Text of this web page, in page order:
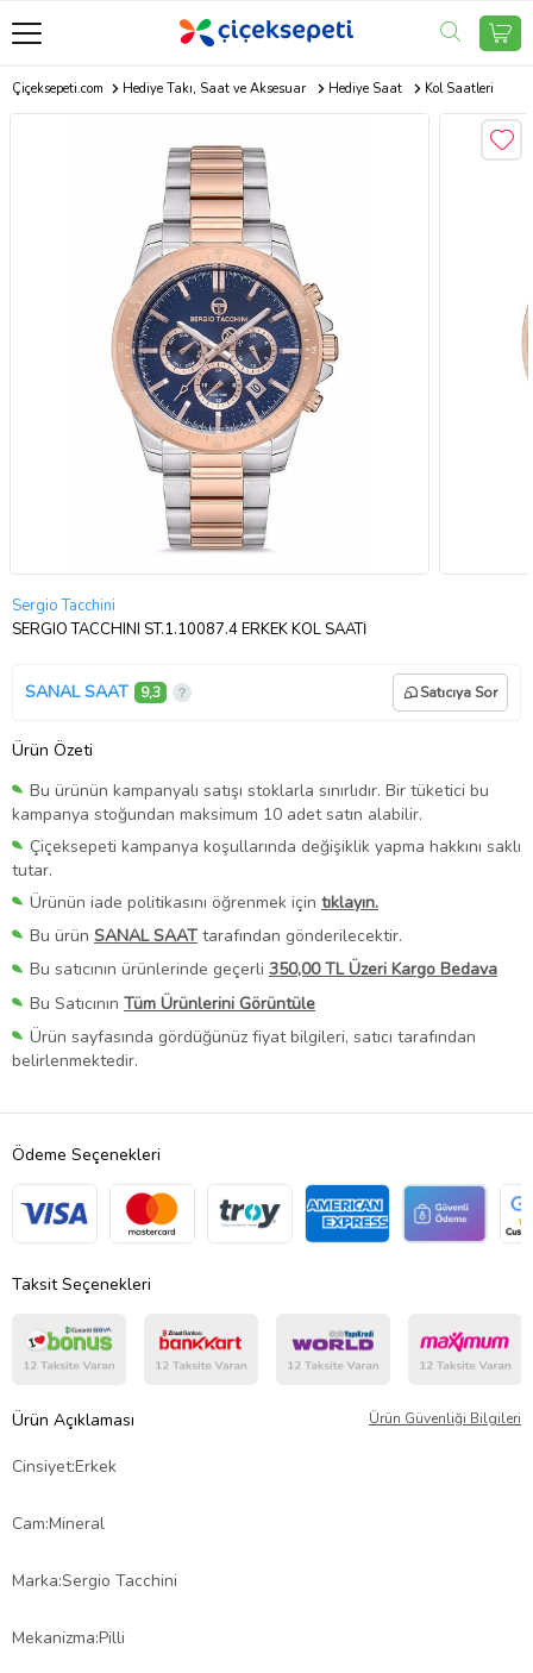
Çiçeksepeti.com Hediye Takı, Saat ve Aksesuar Hediye Saat Kol Saatleri
Sergio Tacchini
SERGIO TACCHINI ST.1.10087.4 ERKEK KOL SAATİ
SANAL SAAT 9,3 Satıcıya Sor
Ürün Özeti
Bu ürünün kampanyalı satışı stoklarla sınırlıdır. Bir tüketici bu
kampanya stoğundan maksimum 10 adet satın alabilir.
Çiçeksepeti kampanya koşullarında değişiklik yapma hakkını saklı
tutar.
Ürünün iade politikasını öğrenmek için tıklayın.
Bu ürün SANAL SAAT tarafından gönderilecektir.
Bu satıcının ürünlerinde geçerli 350,00 TL Üzeri Kargo Bedava
Bu Satıcının Tüm Ürünlerini Görüntüle
Ürün sayfasında gördüğünüz fiyat bilgileri, satıcı tarafından
belirlenmektedir.
Ödeme Seçenekleri
Taksit Seçenekleri
Ürün Açıklaması Ürün Güvenliği Bilgileri
Cinsiyet:Erkek
Cam:Mineral
Marka:Sergio Tacchini
Mekanizma:Pilli